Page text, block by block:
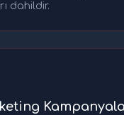
dahildir.